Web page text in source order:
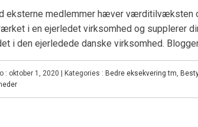
eksterne medlemmer hæver værditilvæksten
i en ejerledet virksomhed og supplerer
i den ejerledede danske virksomhed.
: oktober 1, 2020 | Kategories : Bedre eksekvering tm,